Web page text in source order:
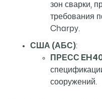
зон сварки,
требования
Charpy.
США (АБС):
ПРЕСС
сооружений.